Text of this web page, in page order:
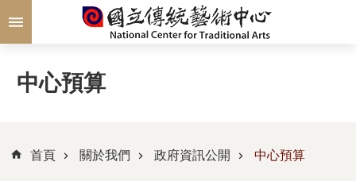
跳到主要內容區塊
中心預算
首頁 關於我們 政府資訊公開 中心預算